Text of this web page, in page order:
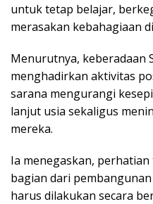
untuk tetap belajar,
merasakan kebahagiaan
Menurutnya, keberadaan
menghadirkan aktivitas
sarana mengurangi
lanjut usia sekaligus
mereka.
Ia menegaskan,
bagian dari
harus dilakukan secara